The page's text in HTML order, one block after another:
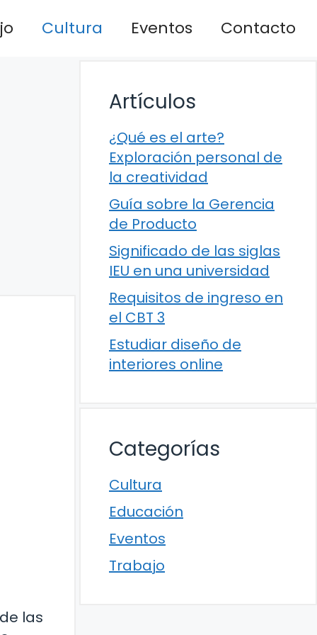
Cultura Eventos Contacto
las
Artículos
¿Qué es el arte?
Exploración personal de
la creatividad
Guía sobre la Gerencia
de Producto
Significado de las siglas
IEU en una universidad
Requisitos de ingreso en
el CBT 3
Estudiar diseño de
interiores online
Categorías
Cultura
Educación
Eventos
Trabajo